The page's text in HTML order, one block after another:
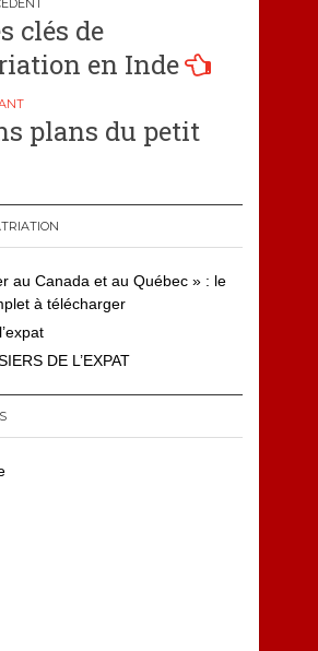
clés de
en Inde
plans du petit
au Canada et au Québec » : le
à télécharger
DE L’EXPAT